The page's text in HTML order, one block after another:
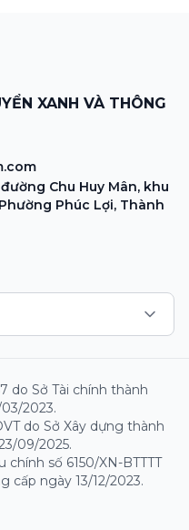
XANH VÀ THÔNG
Chu Huy Mân, khu
Phúc Lợi, Thành
do Sở Tài chính thành
2023.
do Sở Xây dựng thành
09/2025.
số 6150/XN-BTTTT
cấp ngày 13/12/2023.